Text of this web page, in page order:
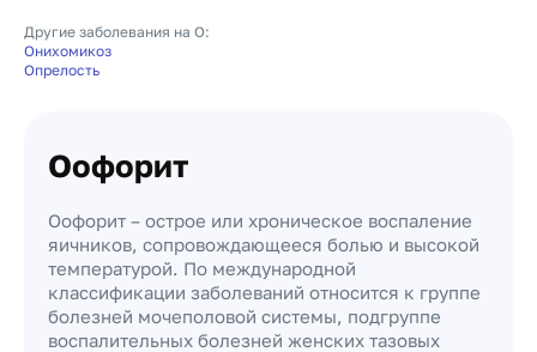
Другие заболевания на О:
Онихомикоз
Опрелость
Оофорит
Оофорит – острое или хроническое воспаление
яичников, сопровождающееся болью и высокой
температурой. По международной
классификации заболеваний относится к группе
болезней мочеполовой системы, подгруппе
воспалительных болезней женских тазовых